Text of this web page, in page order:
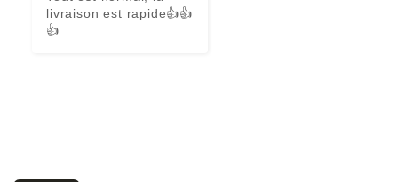
livraison est rapide👍👍
👍